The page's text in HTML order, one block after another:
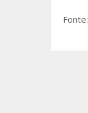
Fonte: